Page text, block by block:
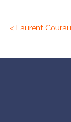
< Laurent